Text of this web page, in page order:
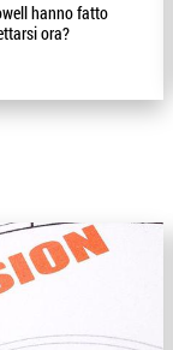
hanno fatto
ora?